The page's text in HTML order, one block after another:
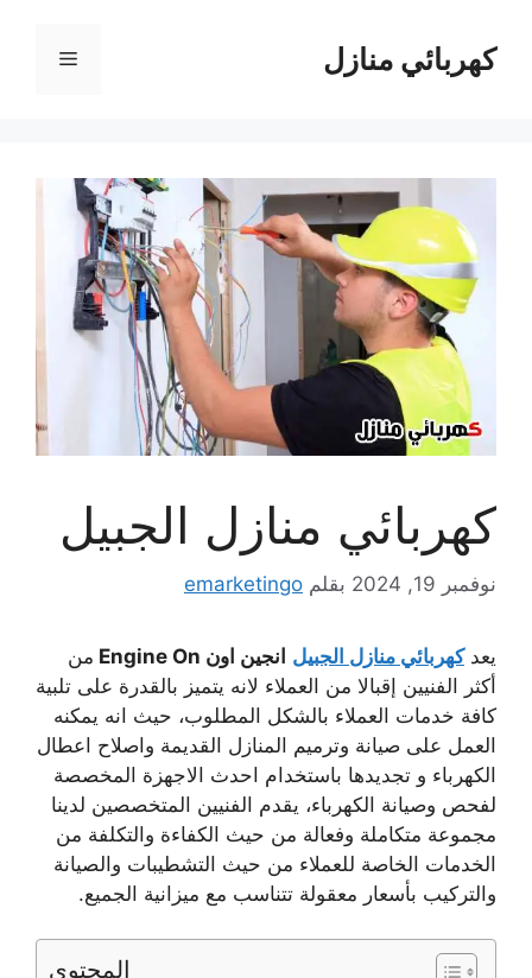
المحتوىكهربائي منازل القائمة
كهربائي منازل الجبيل
نوفمبر 19, 2024 بقلم emarketingo
يعدكهربائي منازل الجبيل انجين اون Engine On
من
أكثر الفنيين إقبالا من العملاء لانه يتميز بالقدرة على تلبية
كافة خدمات العملاء بالشكل المطلوب، حيث انه يمكنه
العمل على صيانة وترميم المنازل القديمة واصلاح اعطال
الكهرباء و تجديدها باستخدام احدث الاجهزة المخصصة
لفحص وصيانة الكهرباء، يقدم الفنيين المتخصصين لدينا
مجموعة متكاملة وفعالة من حيث الكفاءة والتكلفة من
الخدمات الخاصة للعملاء من حيث التشطيبات والصيانة
والتركيب بأسعار معقولة تتناسب مع ميزانية الجميع.
المحتوى